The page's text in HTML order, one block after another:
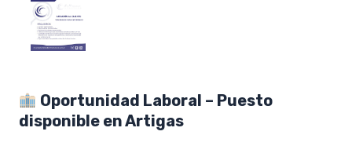
Oportunidad Laboral – Puesto
disponible en Artigas